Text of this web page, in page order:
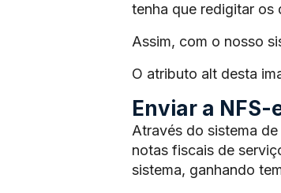
tenha que redigitar os
Assim, com o nosso
O atributo alt desta
Enviar a
Através do sistema
notas fiscais de
sistema, ganhando